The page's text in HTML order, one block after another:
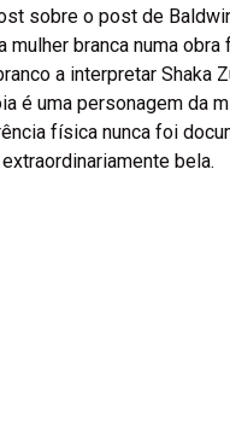
sobre o post de
branca numa
a interpretar Shaka
é uma personagem da
física nunca foi
bela.